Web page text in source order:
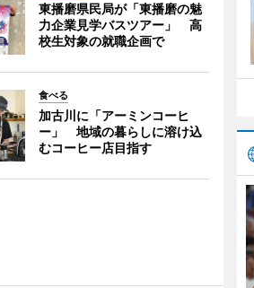
東播磨県民局が「東播磨の魅
力企業見学バスツアー」 高
校生対象の就職企画で
食べる
加古川に「アーミンコーヒ
ー」 地域の暮らしに溶け込
むコーヒー店目指す